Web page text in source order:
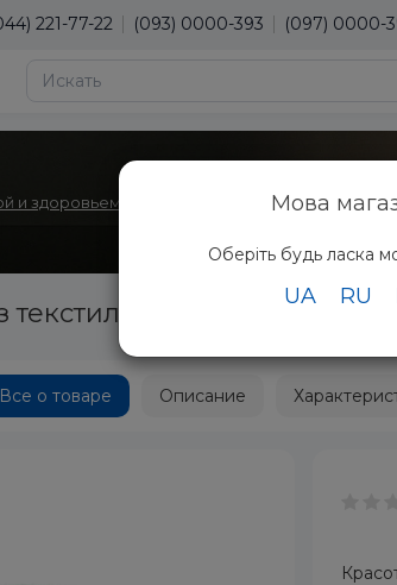
221-77-22 (093) 0000-393 (097) 0000-
и здоровьем для Электробритв Футляры и
Мова
Оберіть будь ласка
UA RU
текстильных материалов к
Все о товаре Описание